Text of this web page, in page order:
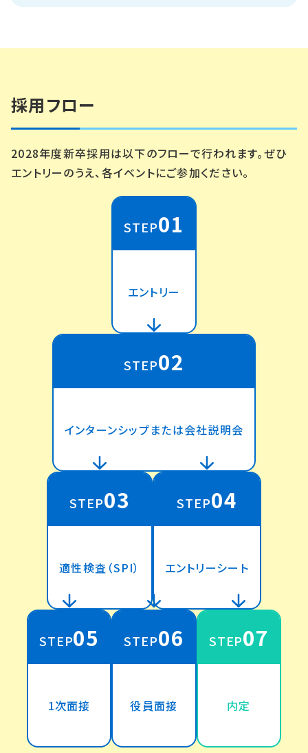
採用フロー
2028年度新卒採用は以下のフローで行われます。ぜひ
エントリーのうえ、各イベントにご参加ください。
STEP01
エントリー
STEP02
インターンシップまたは会社説明会
STEP03
適性検査（SPI）
STEP04
エントリーシート
STEP05
1次面接
STEP06
役員面接
STEP07
内定